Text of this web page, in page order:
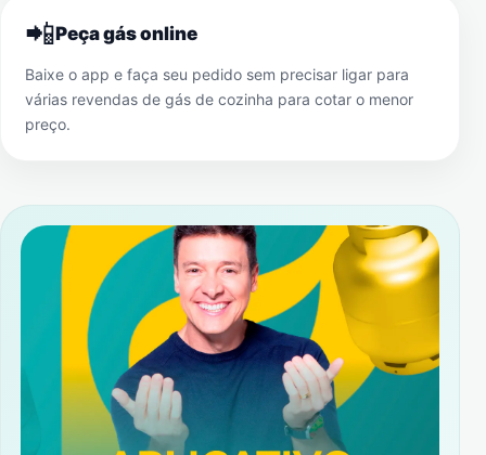
📲Peça gás online
Baixe o app e faça seu pedido sem precisar ligar para
várias revendas de gás de cozinha para cotar o menor
preço.